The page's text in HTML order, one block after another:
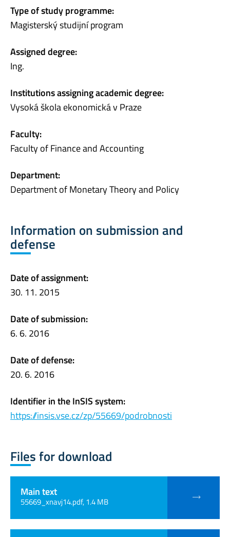
Type of study programme:
Magisterský studijní program
Assigned degree:
Ing.
Institutions assigning academic degree:
Vysoká škola ekonomická v Praze
Faculty:
Faculty of Finance and Accounting
Department:
Department of Monetary Theory and Policy
Information on submission and
defense
Date of assignment:
30. 11. 2015
Date of submission:
6. 6. 2016
Date of defense:
20. 6. 2016
Identifier in the InSIS system:
https://insis.vse.cz/zp/55669/podrobnosti
Files for download
Main text
55669_xnavj14.pdf, 1.4 MB